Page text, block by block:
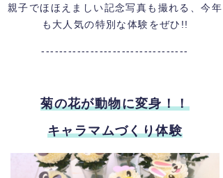
親子でほほえましい記念写真も撮れる、今年
も大人気の特別な体験をぜひ!!
---------------------------------
菊の花が動物に変身！！
キャラマムづくり体験